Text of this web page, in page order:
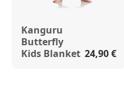
Kanguru
Butterfly
Kids Blanket 24,90 €